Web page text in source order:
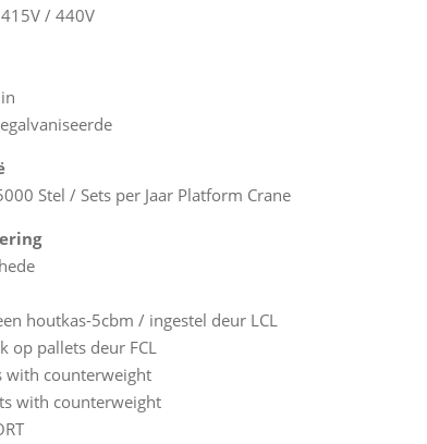
/ 440V
Stel / Sets per Jaar Platform Crane
houtkas-5cbm / ingestel deur LCL
op pallets deur FCL
with counterweight
with counterweight